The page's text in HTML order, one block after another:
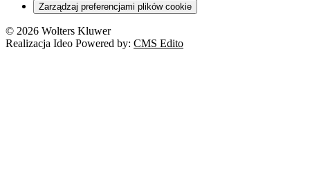
Zarządzaj preferencjami plików cookie
© 2026 Wolters Kluwer
Realizacja Ideo Powered by: CMS Edito